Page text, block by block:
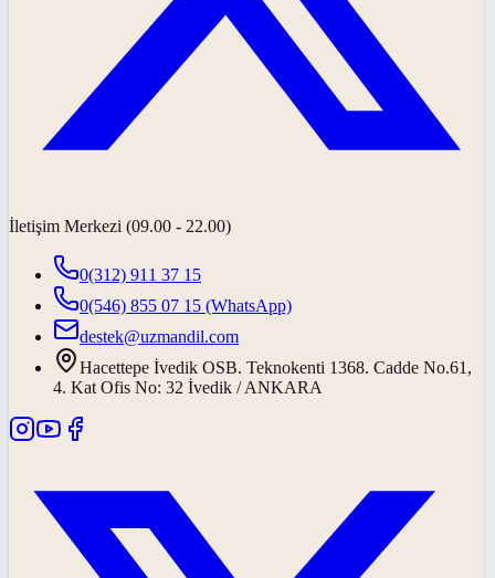
İletişim Merkezi (09.00 - 22.00)
0(312) 911 37 15
0(546) 855 07 15 (WhatsApp)
destek@uzmandil.com
Hacettepe İvedik OSB. Teknokenti 1368. Cadde No.61,
4. Kat Ofis No: 32 İvedik / ANKARA